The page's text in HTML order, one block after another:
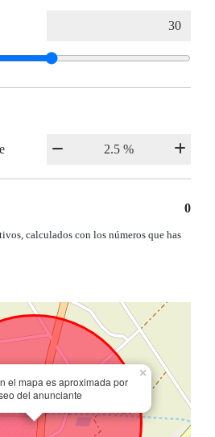
0
calculados con los números que has
el mapa es aproximada por
del anunciante
×